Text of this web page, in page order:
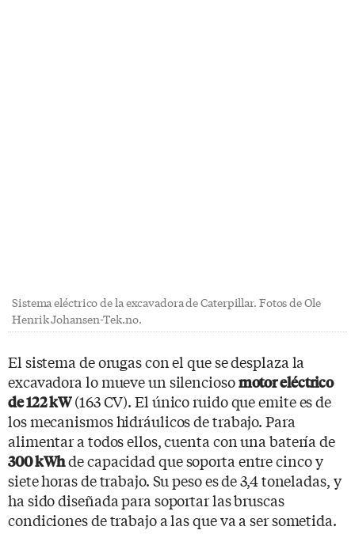
Sistema eléctrico de la excavadora de Caterpillar. Fotos de Ole
Henrik Johansen-Tek.no.
El sistema de orugas con el que se desplaza la
excavadora lo mueve un silenciosomotor eléctrico
de 122 kW(163 CV). El único ruido que emite es de
los mecanismos hidráulicos de trabajo. Para
alimentar a todos ellos, cuenta con una batería de
300 kWhde capacidad que soporta entre cinco y
siete horas de trabajo. Su peso es de 3,4 toneladas, y
ha sido diseñada para soportar las bruscas
condiciones de trabajo a las que va a ser sometida.